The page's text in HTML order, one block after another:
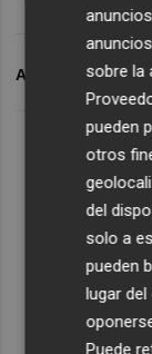
ARCHIVADO EN
sobre la
pueden
otros
del
solo a
pueden
lugar
Puede